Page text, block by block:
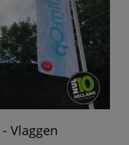
Vlaggen